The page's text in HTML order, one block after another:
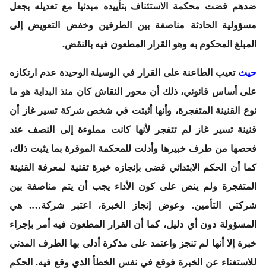
ضدهم قضت محكمة الاستئناف بتأييده مبدئيا مع تعديله بجعل
مسؤولية الحادثة مناصفة بين الطرفين وخفض التعويض إلى
المبلغ المحكوم به وهو القرار المطعون فيه بالنقض.
حيث تعيب الطاعنة على القرار في الوسيلة الوحيدة عدم ارتكازه
على أساس قانوني، ذلك أن محور النقاش كان منذ البداية هو ما
نوع القنينة المتفجرة، وأنها أثبتت في شخص شركة تسير غاز أن
قنينة تسير غاز لم تتفجر لأنها كانت مملوءة إلى النصف عند
فحصها من طرف خبيرها وأدلت للمحكمة الموقرة بما يثبت ذلك،
كما أن الحكم الابتدائي قضى بإنجازه خبرة تقنية لمعرفة القنينة
المتفجرة ولم ينص على كون الأداء يجب أن يتم مناصفة بين
شركتي التأمين. وعوض إنجاز الخبرة، اعتبر شركة…. هي
المسؤولة دون أي دليل، كما أن القرار المطعون فيه أمر بإجراء
خبرة إلا أنها لم تنجز واعتمد على مذكرة أدلى بها الطرف المدني
للاستغناء عن الخبرة فوقع في نفس الخطأ الذي وقع فيه. الحكم